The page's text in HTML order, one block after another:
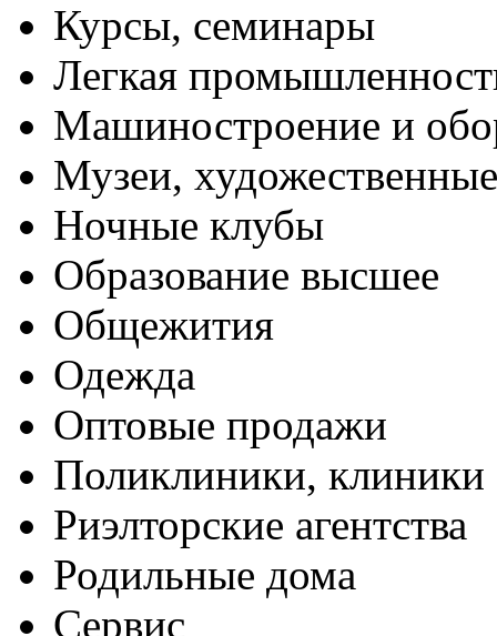
Курсы, семинары
Легкая
Машиностроение и
Музеи,
Ночные клубы
Образование высшее
Общежития
Одежда
Оптовые продажи
Поликлиники, клиники
Риэлторские агентства
Родильные дома
Сервис